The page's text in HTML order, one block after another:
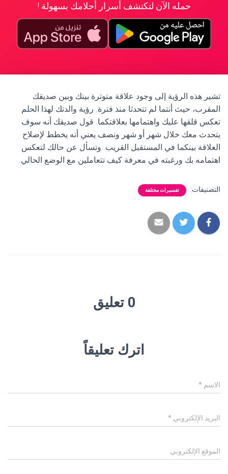
حمله الآن لتكتشف أسرار أحلامك بسهولة !
تشير هذه الرؤية إلى وجود علاقة متوترة بينك وبين صديقك
المقرب، حيث أنتما لم تتحدثا منذ فترة. رؤية والدتك لهذا الحلم
تعكس قلقها عليك واهتمامها بعلاقتكما. قول صديقك أنه سوف
يتحدث معك خلال شهر أو شهر ونصف يعني أنه يخطط لإصلاح
العلاقة بينكما في المستقبل القريب. وتسأل عن حالك لتعكس
اهتمامه بك ورغبته في معرفة كيف تتعاملين مع الوضع الحالي.
التصنيفات: تفسيرات مختلفة
0 تعليق
اترك تعليقاً
الاسم *
البريد الإلكتروني *
الموقع الإلكتروني